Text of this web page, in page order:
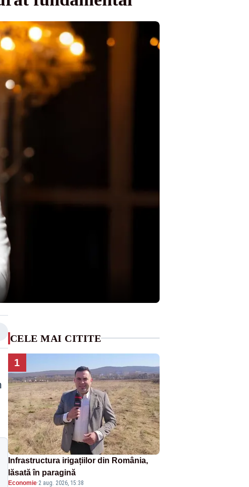
CELE MAI CITITE
1
Infrastructura irigațiilor din România,
lăsată în paragină
Economie·2 aug. 2026, 15:38